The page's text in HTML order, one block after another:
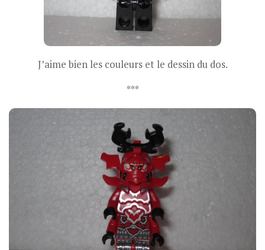
J’aime bien les couleurs et le dessin du dos.
***